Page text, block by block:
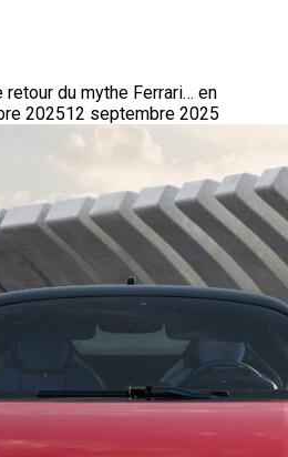
du mythe Ferrari… en
202512 septembre 2025